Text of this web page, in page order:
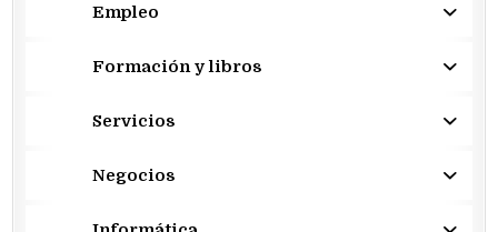
Empleo
Formación y libros
Servicios
Negocios